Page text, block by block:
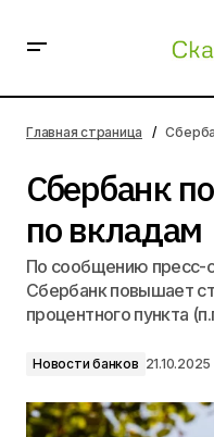
Главная страница
Сбербанк
по вкладам
По сообщению пресс-
Сбербанк повышает
процентного пункта
Новости банков 21.10.2025